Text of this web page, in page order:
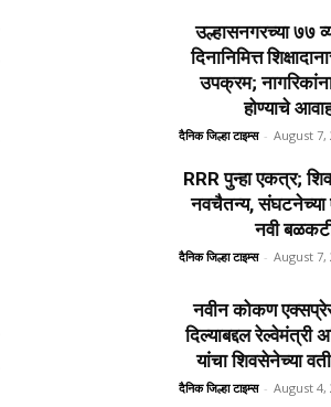
उल्हासनगरच्या ७७
दिनानिमित्त
उपक्रम;
होण्याचे
दैनिक जिल्हा टाइम्स - August 7,
RRR पुन्हा एकत्र;
नवचैतन्य, संघटनेच्या
नवी
दैनिक जिल्हा टाइम्स - August 7,
नवीन कोकण
दिल्याबद्दल रेल्वेमंत्री
यांचा शिवसेनेच्या
दैनिक जिल्हा टाइम्स - August 4,